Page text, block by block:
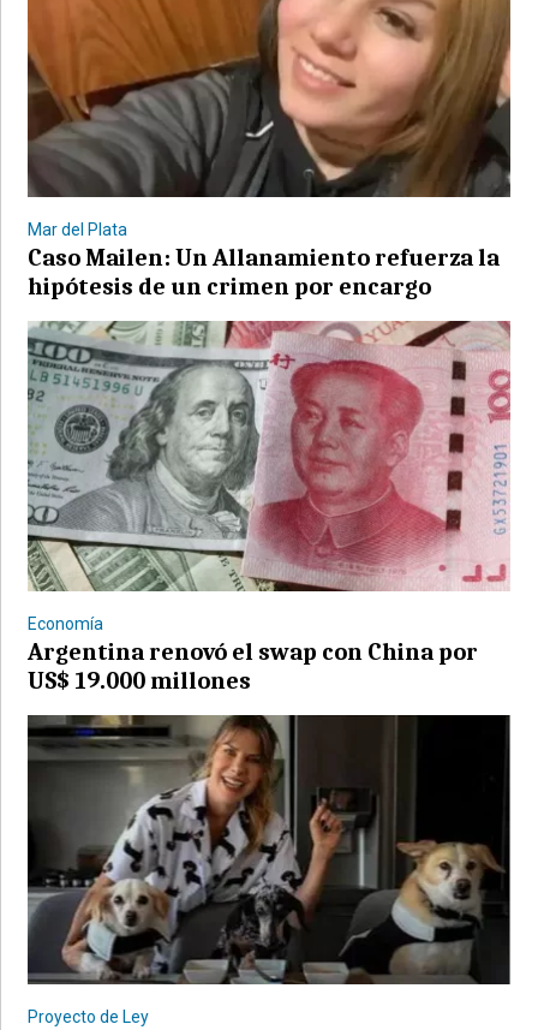
Mar del Plata
Caso Mailen: Un Allanamiento refuerza la
hipótesis de un crimen por encargo
Economía
Argentina renovó el swap con China por
US$ 19.000 millones
Proyecto de Ley